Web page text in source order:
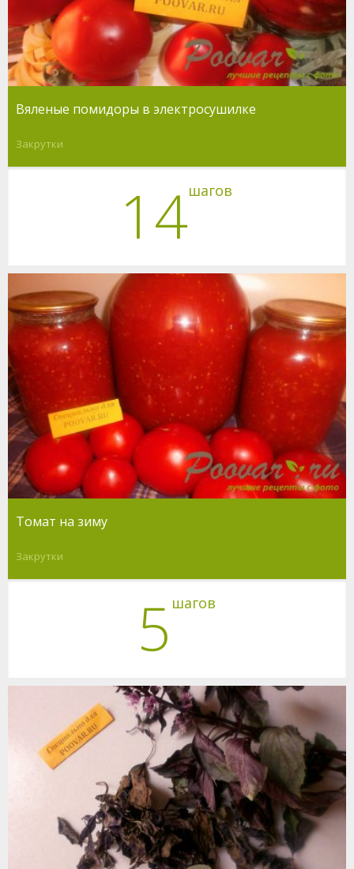
Вяленые помидоры в электросушилке
Закрутки
14шагов
Томат на зиму
Закрутки
5 шагов